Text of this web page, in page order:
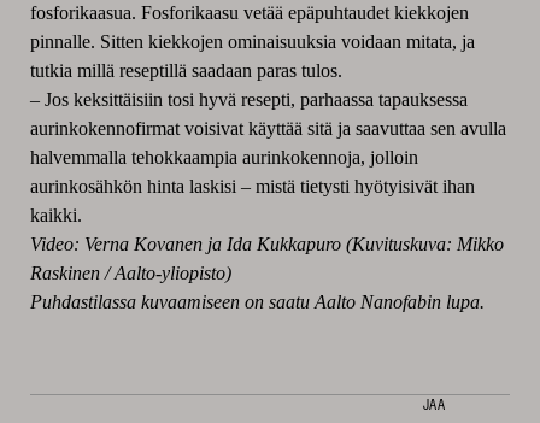
fosforikaasua. Fosforikaasu vetää epäpuhtaudet kiekkojen
pinnalle. Sitten kiekkojen ominaisuuksia voidaan mitata, ja
tutkia millä reseptillä saadaan paras tulos.
– Jos keksittäisiin tosi hyvä resepti, parhaassa tapauksessa
aurinkokennofirmat voisivat käyttää sitä ja saavuttaa sen avulla
halvemmalla tehokkaampia aurinkokennoja, jolloin
aurinkosähkön hinta laskisi – mistä tietysti hyötyisivät ihan
kaikki.
Video: Verna Kovanen ja Ida Kukkapuro (Kuvituskuva: Mikko
Raskinen / Aalto-yliopisto)
Puhdastilassa kuvaamiseen on saatu Aalto Nanofabin lupa.
JAA